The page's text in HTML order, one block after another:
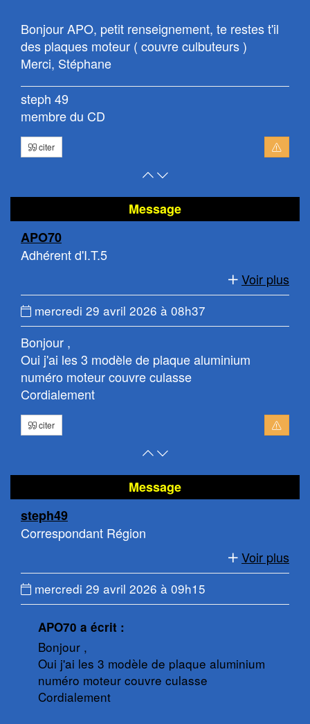
Bonjour APO, petit renseignement, te restes t'il
des plaques moteur ( couvre culbuteurs )
Merci, Stéphane
steph 49
membre du CD
citer
Retour
haut
de
Atteindre
bas
de
Message
APO70
Adhérent d'I.T.5
Voir plus
Date
du
message
:
mercredi 29 avril 2026 à 08h37
Bonjour ,
Oui j'ai les 3 modèle de plaque aluminium
numéro moteur couvre culasse
Cordialement
citer
Retour
haut
de
Atteindre
bas
de
Message
steph49
Correspondant Région
Voir plus
Date
du
message
mercredi 29 avril 2026 à 09h15
APO70 a écrit :
Bonjour ,
Oui j'ai les 3 modèle de plaque aluminium
numéro moteur couvre culasse
Cordialement